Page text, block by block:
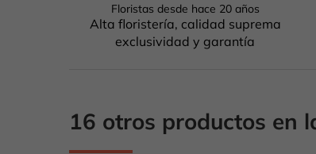
Floristas desde hace 20 años
Alta floristería, calidad suprema
exclusividad y garantía
16 otros productos en